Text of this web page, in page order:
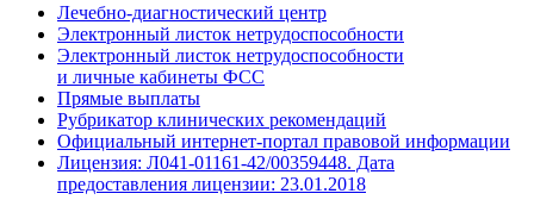
Лечебно-диагностический центр
Электронный листок нетрудоспособности
Электронный листок нетрудоспособности
и личные кабинеты ФСС
Прямые выплаты
Рубрикатор клинических рекомендаций
Официальный интернет-портал правовой информации
Лицензия: Л041-01161-42/00359448. Дата
предоставления лицензии: 23.01.2018